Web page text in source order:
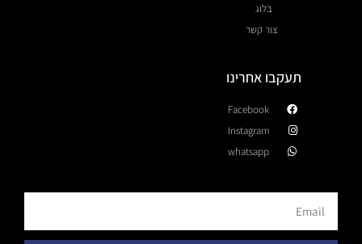
בלוג
צור קשר
תעקבו אחרינו
Facebook
Instagram
whatsapp